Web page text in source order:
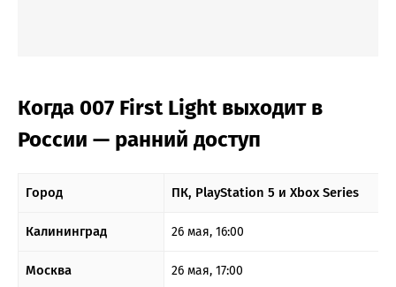
Когда 007 First Light выходит в
России — ранний доступ
Город ПК, PlayStation 5 и Xbox Series
Калининград 26 мая, 16:00
Москва 26 мая, 17:00